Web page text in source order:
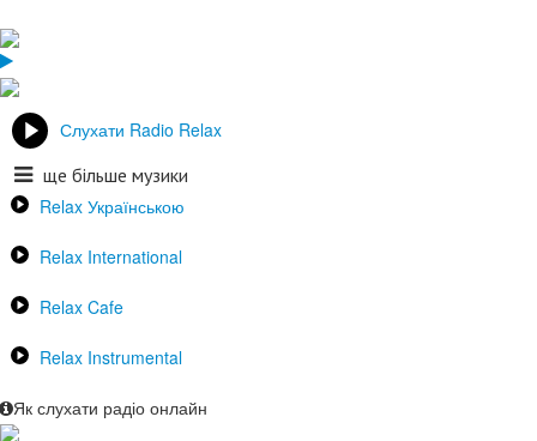
Слухати Radio Relax
ще більше музики
Relax Українською
Relax International
Relax Cafe
Relax Instrumental
Як слухати радіо онлайн